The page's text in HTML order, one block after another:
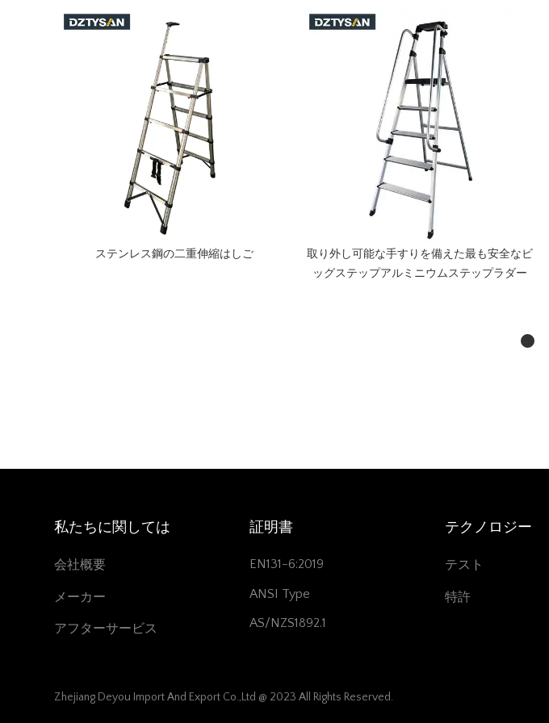
ステンレス鋼の二重伸縮はしご
取り外し可能な手すりを備えた最も安全なビ
ッグステップアルミニウムステップラダー
私たちに関しては
会社概要
メーカー
アフターサービス
証明書
EN131-6:2019
ANSI Type
AS/NZS1892.1
テクノロジー
テスト
特許
Zhejiang Deyou Import And Export Co.,Ltd @ 2023 All Rights Reserved.